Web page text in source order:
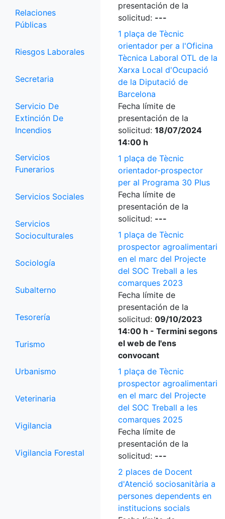
Relaciones
Públicas
Riesgos Laborales
Secretaria
Servicio De
Extinción De
Incendios
Servicios
Funerarios
Servicios Sociales
Servicios
Socioculturales
Sociología
Subalterno
Tesorería
Turismo
Urbanismo
Veterinaria
Vigilancia
Vigilancia Forestal
presentación de la
solicitud: ---
1 plaça de Tècnic
orientador per a l'Oficina
Tècnica Laboral OTL de la
Xarxa Local d'Ocupació
de la Diputació de
Barcelona
Fecha límite de
presentación de la
solicitud: 18/07/2024
14:00 h
1 plaça de Tècnic
orientador-prospector
per al Programa 30 Plus
Fecha límite de
presentación de la
solicitud: ---
1 plaça de Tècnic
prospector agroalimentari
en el marc del Projecte
del SOC Treball a les
comarques 2023
Fecha límite de
presentación de la
solicitud: 09/10/2023
14:00 h - Termini segons
el web de l'ens
convocant
1 plaça de Tècnic
prospector agroalimentari
en el marc del Projecte
del SOC Treball a les
comarques 2025
Fecha límite de
presentación de la
solicitud: ---
2 places de Docent
d'Atenció sociosanitària a
persones dependents en
institucions socials